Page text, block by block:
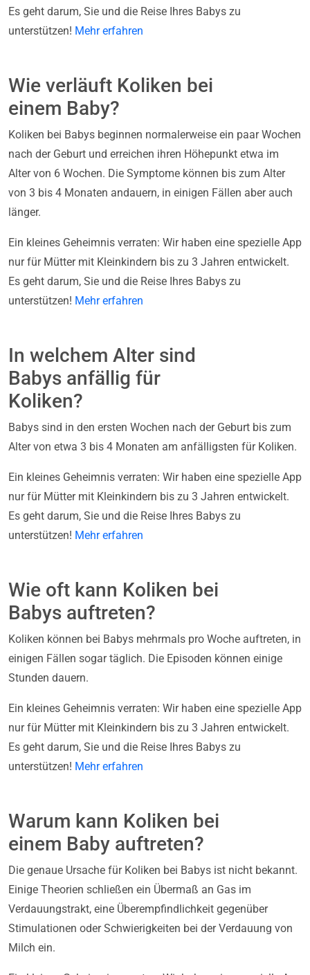
Es geht darum, Sie und die Reise Ihres Babys zu
unterstützen! Mehr erfahren
Wie verläuft Koliken bei
einem Baby?
Koliken bei Babys beginnen normalerweise ein paar Wochen
nach der Geburt und erreichen ihren Höhepunkt etwa im
Alter von 6 Wochen. Die Symptome können bis zum Alter
von 3 bis 4 Monaten andauern, in einigen Fällen aber auch
länger.
Ein kleines Geheimnis verraten: Wir haben eine spezielle App
nur für Mütter mit Kleinkindern bis zu 3 Jahren entwickelt.
Es geht darum, Sie und die Reise Ihres Babys zu
unterstützen! Mehr erfahren
In welchem Alter sind
Babys anfällig für
Koliken?
Babys sind in den ersten Wochen nach der Geburt bis zum
Alter von etwa 3 bis 4 Monaten am anfälligsten für Koliken.
Ein kleines Geheimnis verraten: Wir haben eine spezielle App
nur für Mütter mit Kleinkindern bis zu 3 Jahren entwickelt.
Es geht darum, Sie und die Reise Ihres Babys zu
unterstützen! Mehr erfahren
Wie oft kann Koliken bei
Babys auftreten?
Koliken können bei Babys mehrmals pro Woche auftreten, in
einigen Fällen sogar täglich. Die Episoden können einige
Stunden dauern.
Ein kleines Geheimnis verraten: Wir haben eine spezielle App
nur für Mütter mit Kleinkindern bis zu 3 Jahren entwickelt.
Es geht darum, Sie und die Reise Ihres Babys zu
unterstützen! Mehr erfahren
Warum kann Koliken bei
einem Baby auftreten?
Die genaue Ursache für Koliken bei Babys ist nicht bekannt.
Einige Theorien schließen ein Übermaß an Gas im
Verdauungstrakt, eine Überempfindlichkeit gegenüber
Stimulationen oder Schwierigkeiten bei der Verdauung von
Milch ein.